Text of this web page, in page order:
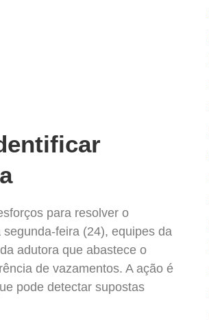
para resolver o
feira (24), equipes da
adutora que abastece o
de vazamentos. A ação é
pode detectar supostas